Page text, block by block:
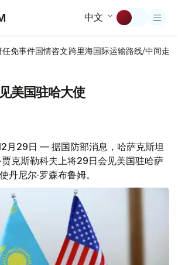
中文
任免事件国情咨文跨里海国际运输路线/中间走廊
美国驻哈大使
月29日 — 据国防部消息，哈萨克斯坦
贾克斯勒科夫上将29日会见美国驻哈萨
丹尼尔·罗森布鲁姆。